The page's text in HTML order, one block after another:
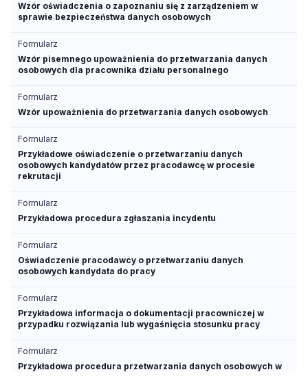
Wzór oświadczenia o zapoznaniu się z zarządzeniem w
sprawie bezpieczeństwa danych osobowych
Formularz
Wzór pisemnego upoważnienia do przetwarzania danych
osobowych dla pracownika działu personalnego
Formularz
Wzór upoważnienia do przetwarzania danych osobowych
Formularz
Przykładowe oświadczenie o przetwarzaniu danych
osobowych kandydatów przez pracodawcę w procesie
rekrutacji
Formularz
Przykładowa procedura zgłaszania incydentu
Formularz
Oświadczenie pracodawcy o przetwarzaniu danych
osobowych kandydata do pracy
Formularz
Przykładowa informacja o dokumentacji pracowniczej w
przypadku rozwiązania lub wygaśnięcia stosunku pracy
Formularz
Przykładowa procedura przetwarzania danych osobowych w